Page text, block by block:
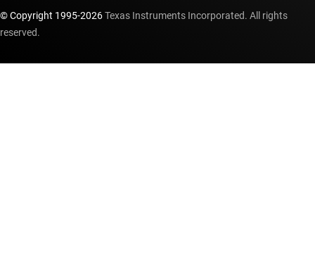
© Copyright 1995-2026Texas Instruments Incorporated. All rights
reserved.